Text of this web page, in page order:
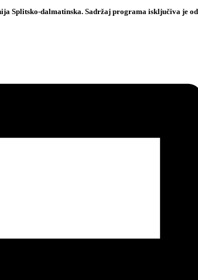
dalmatinska. Sadržaj programa isključiva je